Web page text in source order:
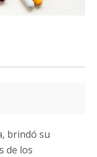
brindó su
de los